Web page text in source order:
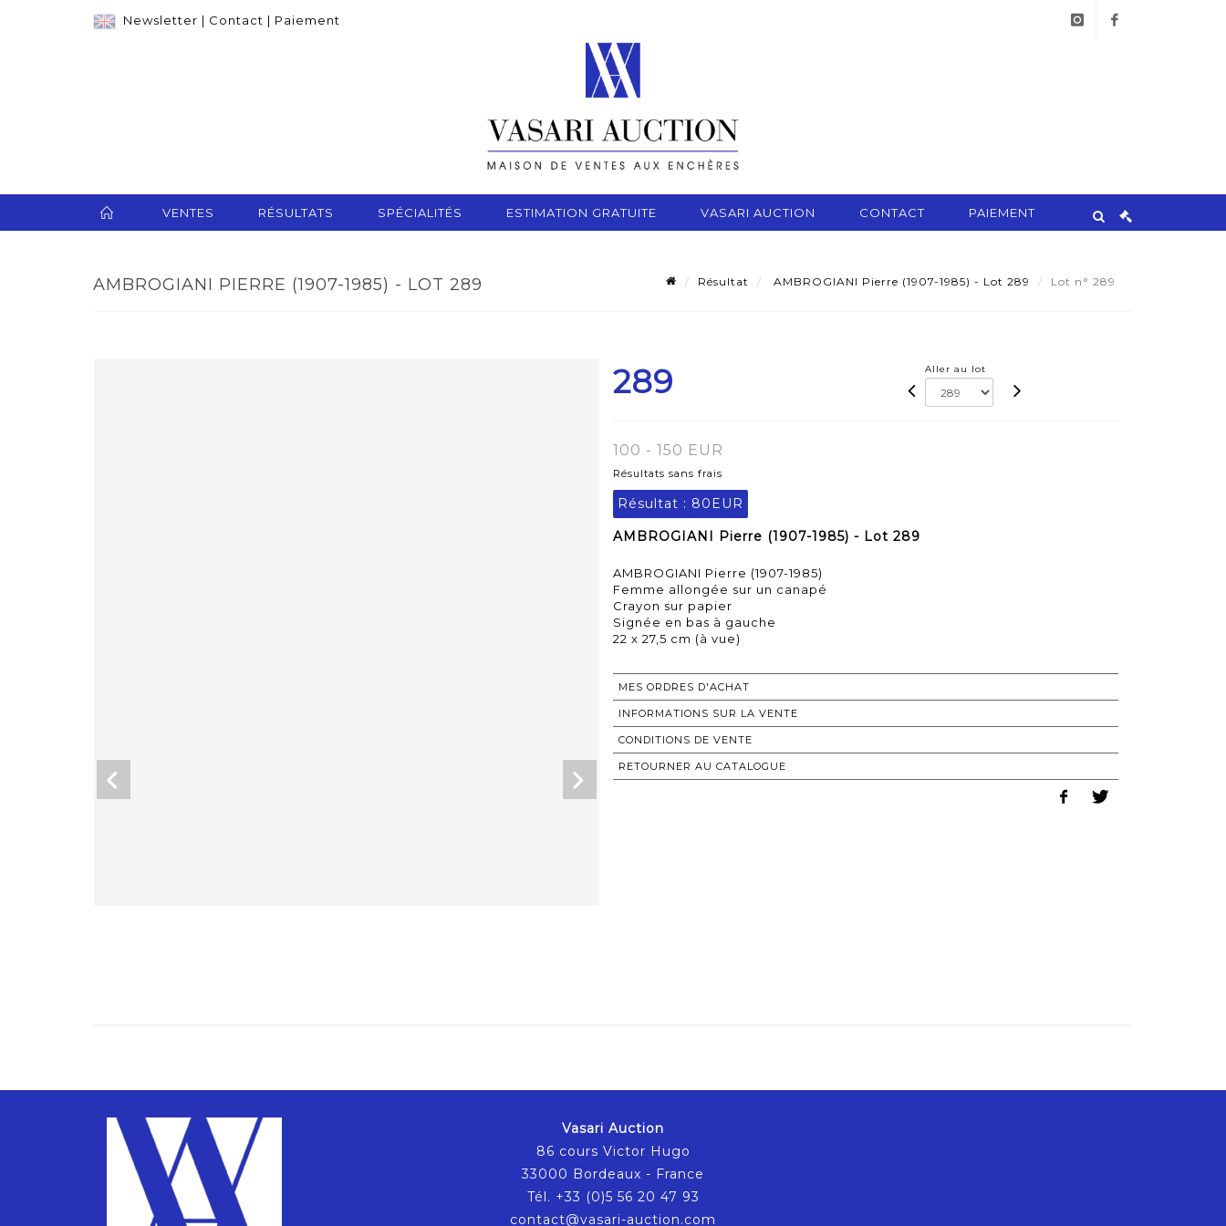
Newsletter | Contact | Paiement
VENTES RÉSULTATS SPÉCIALITÉS ESTIMATION GRATUITE VASARI AUCTION CONTACT PAIEMENT
AMBROGIANI PIERRE (1907-1985) - LOT 289 Résultat AMBROGIANI Pierre (1907-1985) - Lot 289 Lot n° 289
289 Aller au lot
100 - 150 EUR
Résultats sans frais
Résultat : 80EUR
AMBROGIANI Pierre (1907-1985) - Lot 289
AMBROGIANI Pierre (1907-1985)
Femme allongée sur un canapé
Crayon sur papier
Signée en bas à gauche
22 x 27,5 cm (à vue)
MES ORDRES D'ACHAT
INFORMATIONS SUR LA VENTE
CONDITIONS DE VENTE
RETOURNER AU CATALOGUE
Vasari Auction
86 cours Victor Hugo
33000 Bordeaux - France
Tél. +33 (0)5 56 20 47 93
contact@vasari-auction.com